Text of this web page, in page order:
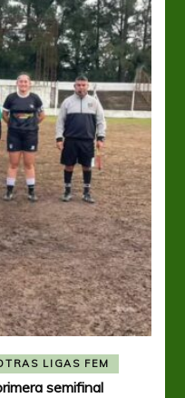
LIGAS FEM
semifinal